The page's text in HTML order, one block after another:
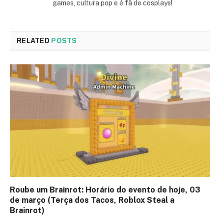
games, cultura pop e é fã de cosplays!
RELATED POSTS
Roube um Brainrot: Horário do evento de hoje, 03
de março (Terça dos Tacos, Roblox Steal a
Brainrot)